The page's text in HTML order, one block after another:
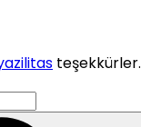
teşekkürler.